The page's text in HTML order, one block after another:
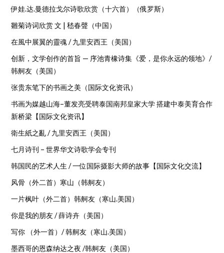
伊娃.达.曼德拉戈尔诗歌欣赏（十六首）（俄罗斯）
雛菊诗词欣赏 文 | 嵇春聲（中国）
在風中展翼的靈魂 / 九里安西王（美国）
创新，文学创作的首旨 — 序池青橡诗集《爱，是你永远的领地》/
韩舸友（美国）
张贵东笔下的书画之美（国际文化资讯）
书画为媒越山海–董发亮受聘泰国南邦皇家大学 搭建中泰美育合作
新桥梁【国际文化资讯】
衛生紙之亂 / 九里安西王（美国）
七月诗刊 – 世界华文诗歌学会专刊
韩国民的艺术人生 / 一位国际摄影大师的故事【国际文化交流】
风骨（外二首）寒山（韩舸友）
一片枫叶（外二首）韩舸友（寒山.美国）
你是我的朋友 / 薛诗卉（美国）
写你 （外一首）/ 韩舸友（寒山.美国）
墨西哥的恩森纳达之夜 /韩舸友（美国）